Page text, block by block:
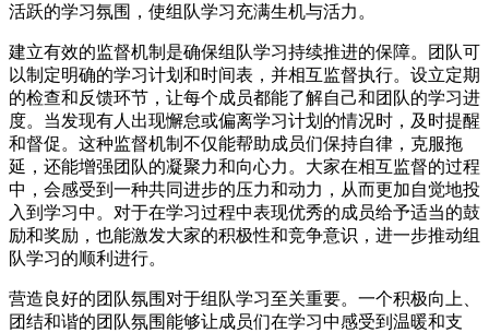
活跃的学习氛围，使组队学习充满生机与活力。
建立有效的监督机制是确保组队学习持续推进的保障。团队可
以制定明确的学习计划和时间表，并相互监督执行。设立定期
的检查和反馈环节，让每个成员都能了解自己和团队的学习进
度。当发现有人出现懈怠或偏离学习计划的情况时，及时提醒
和督促。这种监督机制不仅能帮助成员们保持自律，克服拖
延，还能增强团队的凝聚力和向心力。大家在相互监督的过程
中，会感受到一种共同进步的压力和动力，从而更加自觉地投
入到学习中。对于在学习过程中表现优秀的成员给予适当的鼓
励和奖励，也能激发大家的积极性和竞争意识，进一步推动组
队学习的顺利进行。
营造良好的团队氛围对于组队学习至关重要。一个积极向上、
团结和谐的团队氛围能够让成员们在学习中感受到温暖和支